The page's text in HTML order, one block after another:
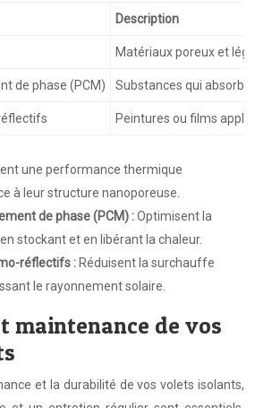
Description
Matériaux poreux et
de phase (PCM) Substances qui
Peintures ou films
une performance thermique
à leur structure nanoporeuse.
de phase (PCM) :Optimisent la
stockant et en libérant la chaleur.
réflectifs : Réduisent la surchauffe
le rayonnement solaire.
maintenance de vos
et la durabilité de vos volets isolants,